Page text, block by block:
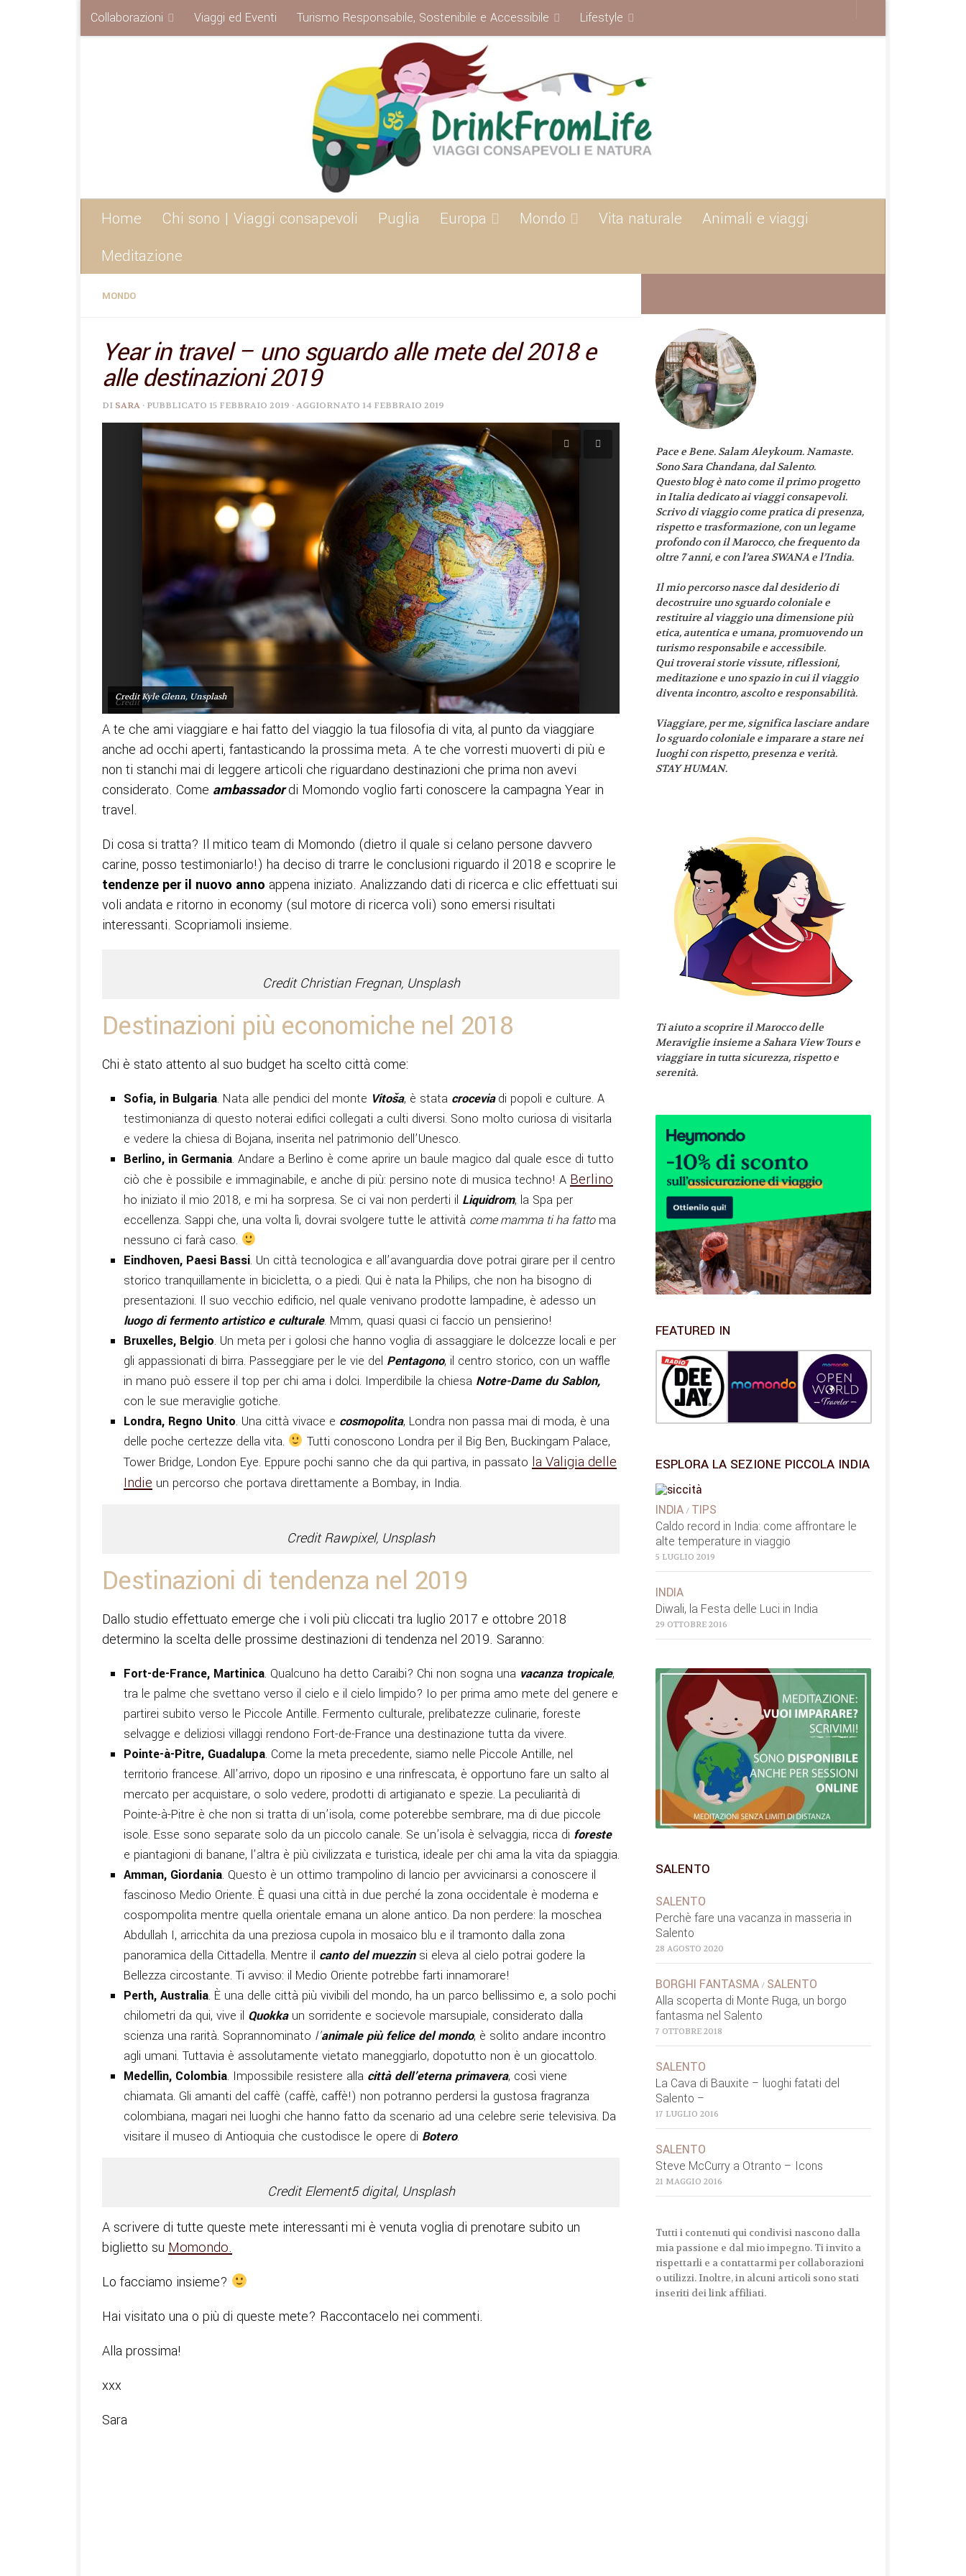
Sotto il contenuto
Collaborazioni Viaggi ed Eventi Turismo Responsabile, Sostenibile e Accessibile Lifestyle
Home Chi sono | Viaggi consapevoli Puglia Europa Mondo Vita naturale
Animali e viaggi
Meditazione
MONDO
Year in travel – uno sguardo alle mete del 2018 e
alle destinazioni 2019
DI SARA · PUBBLICATO 15 FEBBRAIO 2019 · AGGIORNATO 14 FEBBRAIO 2019
Credit Kyle Glenn, Unsplash
Credit Kyle Glenn, Unsplash
A te che ami viaggiare e hai fatto del viaggio la tua filosofia di vita, al punto da viaggiare
anche ad occhi aperti, fantasticando la prossima meta. A te che vorresti muoverti di più e
non ti stanchi mai di leggere articoli che riguardano destinazioni che prima non avevi
considerato. Come ambassador di Momondo voglio farti conoscere la campagna Year in
travel.
Di cosa si tratta? Il mitico team di Momondo (dietro il quale si celano persone davvero
carine, posso testimoniarlo!) ha deciso di trarre le conclusioni riguardo il 2018 e scoprire le
tendenze per il nuovo anno appena iniziato. Analizzando dati di ricerca e clic effettuati sui
voli andata e ritorno in economy (sul motore di ricerca voli) sono emersi risultati
interessanti. Scopriamoli insieme.
Credit Christian Fregnan, Unsplash
Destinazioni più economiche nel 2018
Chi è stato attento al suo budget ha scelto città come:
Sofia, in Bulgaria. Nata alle pendici del monte Vitoša, è stata crocevia di popoli e culture. A
testimonianza di questo noterai edifici collegati a culti diversi. Sono molto curiosa di visitarla
e vedere la chiesa di Bojana, inserita nel patrimonio dell’Unesco.
Berlino, in Germania. Andare a Berlino è come aprire un baule magico dal quale esce di tutto
ciò che è possibile e immaginabile, e anche di più: persino note di musica techno! A Berlino
ho iniziato il mio 2018, e mi ha sorpresa. Se ci vai non perderti il Liquidrom, la Spa per
eccellenza. Sappi che, una volta lì, dovrai svolgere tutte le attività come mamma ti ha fattoma
nessuno ci farà caso.
Eindhoven, Paesi Bassi. Un città tecnologica e all’avanguardia dove potrai girare per il centro
storico tranquillamente in bicicletta, o a piedi. Qui è nata la Philips, che non ha bisogno di
presentazioni. Il suo vecchio edificio, nel quale venivano prodotte lampadine, è adesso un
luogo di fermento artistico e culturale. Mmm, quasi quasi ci faccio un pensierino!
Bruxelles, Belgio. Un meta per i golosi che hanno voglia di assaggiare le dolcezze locali e per
gli appassionati di birra. Passeggiare per le vie del Pentagono, il centro storico, con un waffle
in mano può essere il top per chi ama i dolci. Imperdibile la chiesa Notre-Dame du Sablon,
con le sue meraviglie gotiche.
Londra, Regno Unito. Una città vivace e cosmopolita, Londra non passa mai di moda, è una
delle poche certezze della vita.
Tutti conoscono Londra per il Big Ben, Buckingam Palace,
Tower Bridge, London Eye. Eppure pochi sanno che da qui partiva, in passato la Valigia delle
Indie un percorso che portava direttamente a Bombay, in India.
Credit Rawpixel, Unsplash
Destinazioni di tendenza nel 2019
Dallo studio effettuato emerge che i voli più cliccati tra luglio 2017 e ottobre 2018
determino la scelta delle prossime destinazioni di tendenza nel 2019. Saranno:
Fort-de-France, Martinica. Qualcuno ha detto Caraibi? Chi non sogna una vacanza tropicale,
tra le palme che svettano verso il cielo e il cielo limpido? Io per prima amo mete del genere e
partirei subito verso le Piccole Antille. Fermento culturale, prelibatezze culinarie, foreste
selvagge e deliziosi villaggi rendono Fort-de-France una destinazione tutta da vivere.
Pointe-à-Pitre, Guadalupa. Come la meta precedente, siamo nelle Piccole Antille, nel
territorio francese. All’arrivo, dopo un riposino e una rinfrescata, è opportuno fare un salto al
mercato per acquistare, o solo vedere, prodotti di artigianato e spezie. La peculiarità di
Pointe-à-Pitre è che non si tratta di un’isola, come poterebbe sembrare, ma di due piccole
isole. Esse sono separate solo da un piccolo canale. Se un’isola è selvaggia, ricca di foreste
e piantagioni di banane, l’altra è più civilizzata e turistica, ideale per chi ama la vita da spiaggia.
Amman, Giordania. Questo è un ottimo trampolino di lancio per avvicinarsi a conoscere il
fascinoso Medio Oriente. È quasi una città in due perché la zona occidentale è moderna e
cospompolita mentre quella orientale emana un alone antico. Da non perdere: la moschea
Abdullah I, arricchita da una preziosa cupola in mosaico blu e il tramonto dalla zona
panoramica della Cittadella. Mentre il canto del muezzinsi eleva al cielo potrai godere la
Bellezza circostante. Ti avviso: il Medio Oriente potrebbe farti innamorare!
Perth, Australia. È una delle città più vivibili del mondo, ha un parco bellissimo e, a solo pochi
chilometri da qui, vive il Quokkaun sorridente e socievole marsupiale, considerato dalla
scienza una rarità. Soprannominato l’animale più felice del mondo, è solito andare incontro
agli umani. Tuttavia è assolutamente vietato maneggiarlo, dopotutto non è un giocattolo.
Medellìn, Colombia. Impossibile resistere alla città dell’eterna primavera, così viene
chiamata. Gli amanti del caffè (caffè, caffè!) non potranno perdersi la gustosa fragranza
colombiana, magari nei luoghi che hanno fatto da scenario ad una celebre serie televisiva. Da
visitare il museo di Antioquia che custodisce le opere di Botero.
Credit Element5 digital, Unsplash
A scrivere di tutte queste mete interessanti mi è venuta voglia di prenotare subito un
biglietto su Momondo.
Lo facciamo insieme?
Hai visitato una o più di queste mete? Raccontacelo nei commenti.
Alla prossima!
xxx
Sara
Pace e Bene. Salam Aleykoum. Namaste.
Sono Sara Chandana, dal Salento.
Questo blog è nato come il primo progetto
in Italia dedicato ai viaggi consapevoli.
Scrivo di viaggio come pratica di presenza,
rispetto e trasformazione, con un legame
profondo con il Marocco, che frequento da
oltre 7 anni, e con l’area SWANA e l’India.
Il mio percorso nasce dal desiderio di
decostruire uno sguardo coloniale e
restituire al viaggio una dimensione più
etica, autentica e umana, promuovendo un
turismo responsabile e accessibile.
Qui troverai storie vissute, riflessioni,
meditazione e uno spazio in cui il viaggio
diventa incontro, ascolto e responsabilità.
Viaggiare, per me, significa lasciare andare
lo sguardo coloniale e imparare a stare nei
luoghi con rispetto, presenza e verità.
STAY HUMAN.
Ti aiuto a scoprire il Marocco delle
Meraviglie insieme a Sahara View Tours e
viaggiare in tutta sicurezza, rispetto e
serenità.
FEATURED IN
ESPLORA LA SEZIONE PICCOLA INDIA
INDIA / TIPS
Caldo record in India: come affrontare le
alte temperature in viaggio
5 LUGLIO 2019
INDIA
Diwali, la Festa delle Luci in India
29 OTTOBRE 2016
SALENTO
SALENTO
Perchè fare una vacanza in masseria in
Salento
28 AGOSTO 2020
BORGHI FANTASMA / SALENTO
Alla scoperta di Monte Ruga, un borgo
fantasma nel Salento
7 OTTOBRE 2018
SALENTO
La Cava di Bauxite – luoghi fatati del
Salento –
17 LUGLIO 2016
SALENTO
Steve McCurry a Otranto – Icons
21 MAGGIO 2016
Tutti i contenuti qui condivisi nascono dalla
mia passione e dal mio impegno. Ti invito a
rispettarli e a contattarmi per collaborazioni
o utilizzi. Inoltre, in alcuni articoli sono stati
inseriti dei link affiliati.